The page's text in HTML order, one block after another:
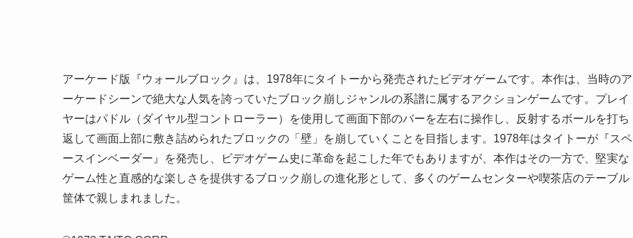
アーケード版『ウォールブロック』は、1978年にタイトーから発売されたビデオゲームです。本作は、当時のア
ーケードシーンで絶大な人気を誇っていたブロック崩しジャンルの系譜に属するアクションゲームです。プレイ
ヤーはパドル（ダイヤル型コントローラー）を使用して画面下部のバーを左右に操作し、反射するボールを打ち
返して画面上部に敷き詰められたブロックの「壁」を崩していくことを目指します。1978年はタイトーが『スペ
ースインベーダー』を発売し、ビデオゲーム史に革命を起こした年でもありますが、本作はその一方で、堅実な
ゲーム性と直感的な楽しさを提供するブロック崩しの進化形として、多くのゲームセンターや喫茶店のテーブル
筐体で親しまれました。